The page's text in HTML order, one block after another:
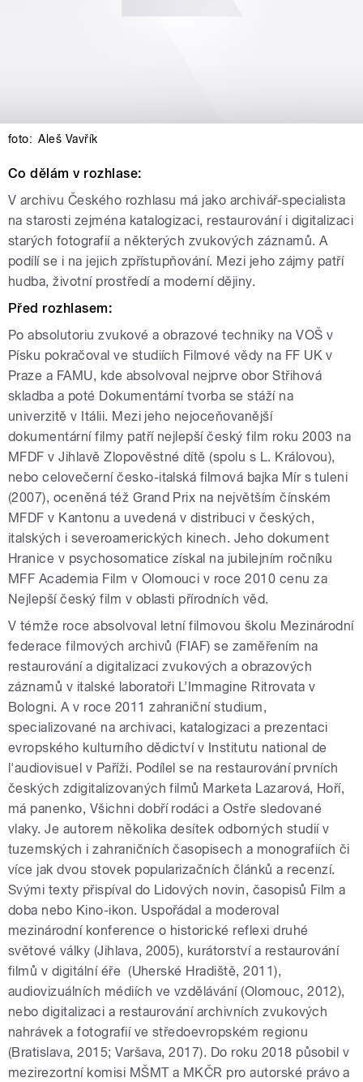
foto: Aleš Vavřík
Co dělám v rozhlase:
V archivu Českého rozhlasu má jako archivář-specialista
na starosti zejména katalogizaci, restaurování i digitalizaci
starých fotografií a některých zvukových záznamů. A
podílí se i na jejich zpřístupňování. Mezi jeho zájmy patří
hudba, životní prostředí a moderní dějiny.
Před rozhlasem:
Po absolutoriu zvukové a obrazové techniky na VOŠ v
Písku pokračoval ve studiích Filmové vědy na FF UK v
Praze a FAMU, kde absolvoval nejprve obor Střihová
skladba a poté Dokumentární tvorba se stáží na
univerzitě v Itálii. Mezi jeho nejoceňovanější
dokumentární filmy patří nejlepší český film roku 2003 na
MFDF v Jihlavě Zlopověstné dítě (spolu s L. Královou),
nebo celovečerní česko-italská filmová bajka Mír s tuleni
(2007), oceněná též Grand Prix na největším čínském
MFDF v Kantonu a uvedená v distribuci v českých,
italských i severoamerických kinech. Jeho dokument
Hranice v psychosomatice získal na jubilejním ročníku
MFF Academia Film v Olomouci v roce 2010 cenu za
Nejlepší český film v oblasti přírodních věd.
V témže roce absolvoval letní filmovou školu Mezinárodní
federace filmových archivů (FIAF) se zaměřením na
restaurování a digitalizaci zvukových a obrazových
záznamů v italské laboratoři L’Immagine Ritrovata v
Bologni. A v roce 2011 zahraniční studium,
specializované na archivaci, katalogizaci a prezentaci
evropského kulturního dědictví v Institutu national de
l'audiovisuel v Paříži. Podílel se na restaurování prvních
českých zdigitalizovaných filmů Marketa Lazarová, Hoří,
má panenko, Všichni dobří rodáci a Ostře sledované
vlaky. Je autorem několika desítek odborných studií v
tuzemských i zahraničních časopisech a monografiích či
více jak dvou stovek popularizačních článků a recenzí.
Svými texty přispíval do Lidových novin, časopisů Film a
doba nebo Kino-ikon. Uspořádal a moderoval
mezinárodní konference o historické reflexi druhé
světové války (Jihlava, 2005), kurátorství a restaurování
filmů v digitální éře (Uherské Hradiště, 2011),
audiovizuálních médiích ve vzdělávání (Olomouc, 2012),
nebo digitalizaci a restaurování archivních zvukových
nahrávek a fotografií ve středoevropském regionu
(Bratislava, 2015; Varšava, 2017). Do roku 2018 působil v
mezirezortní komisi MŠMT a MKČR pro autorské právo a